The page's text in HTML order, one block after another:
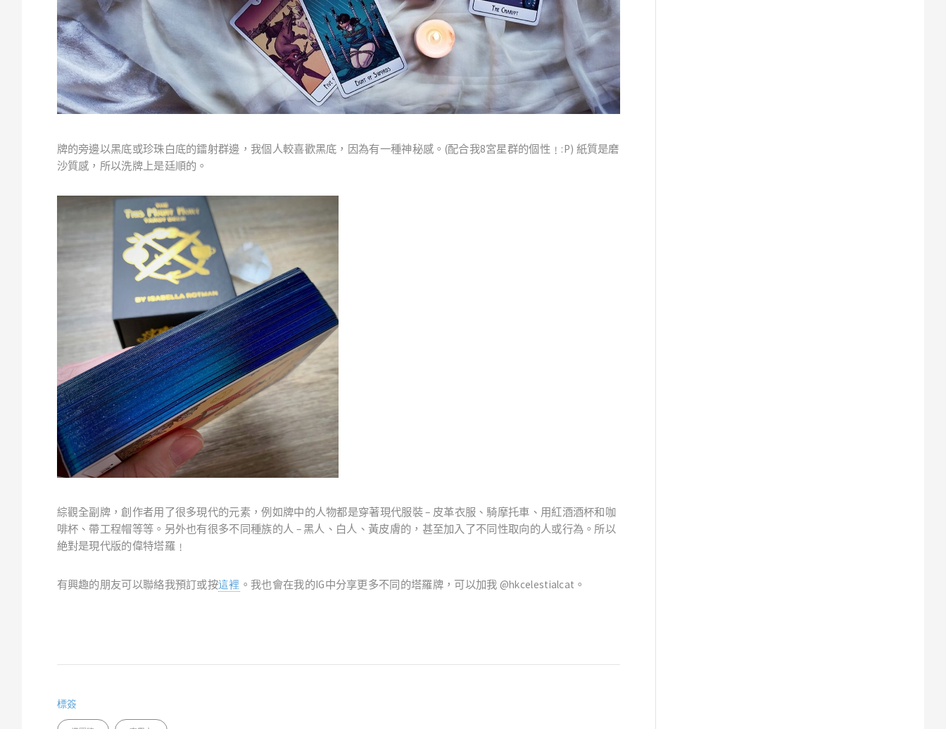
牌的旁邊以黑底或珍珠白底的鐳射群邊，我個人較喜歡黑底，因為有一種神秘感。 (配合我8宮星群的個性﹗ :P) 紙質是磨
沙質感，所以洗牌上是廷順的。
綜觀全副牌，創作者用了很多現代的元素，例如牌中的人物都是穿著現代服裝– 皮革衣服、騎摩托車、用紅酒酒杯和咖
啡杯、帶工程帽等等。另外也有很多不同種族的人 – 黑人、白人、黃皮膚的，甚至加入了不同性取向的人或行為。所以
絶對是現代版的偉特塔羅﹗
有興趣的朋友可以聯絡我預訂或按這裡 。我也會在我的IG中分享更多不同的塔羅牌，可以加我 @hkcelestialcat 。
標簽